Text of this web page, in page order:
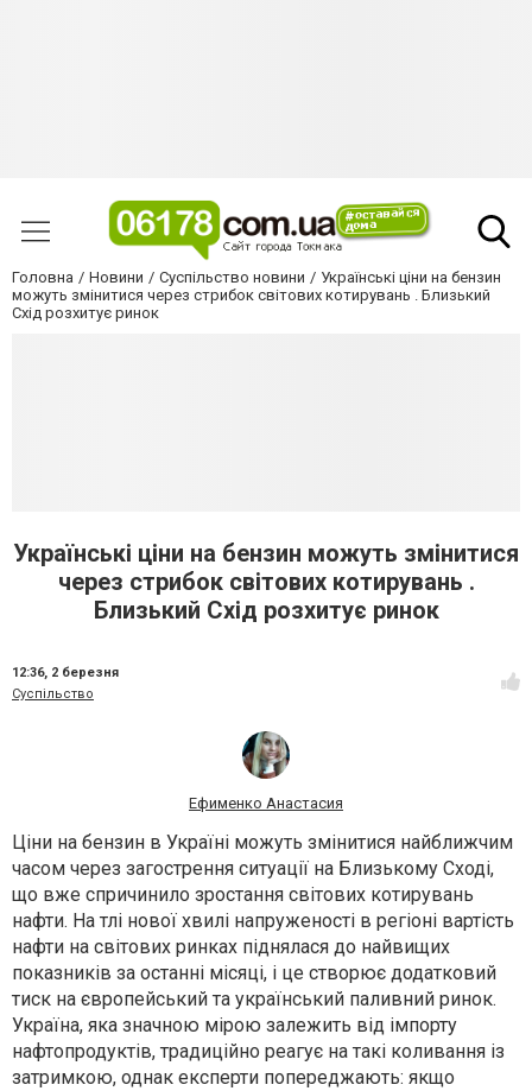
Головна Новини Суспільство новини
Українські ціни на бензин
можуть змінитися через стрибок світових котирувань . Близький
Схід розхитує ринок
Українські ціни на бензин можуть змінитися
через стрибок світових котирувань .
Близький Схід розхитує ринок
12:36, 2 березня
Суспільство
Ефименко Анастасия
Ціни на бензин в Україні можуть змінитися найближчим
часом через загострення ситуації на Близькому Сході,
що вже спричинило зростання світових котирувань
нафти. На тлі нової хвилі напруженості в регіоні вартість
нафти на світових ринках піднялася до найвищих
показників за останні місяці, і це створює додатковий
тиск на європейський та український паливний ринок.
Україна, яка значною мірою залежить від імпорту
нафтопродуктів, традиційно реагує на такі коливання із
затримкою, однак експерти попереджають: якщо